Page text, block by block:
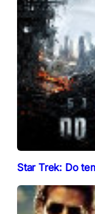
Star Trek: Do